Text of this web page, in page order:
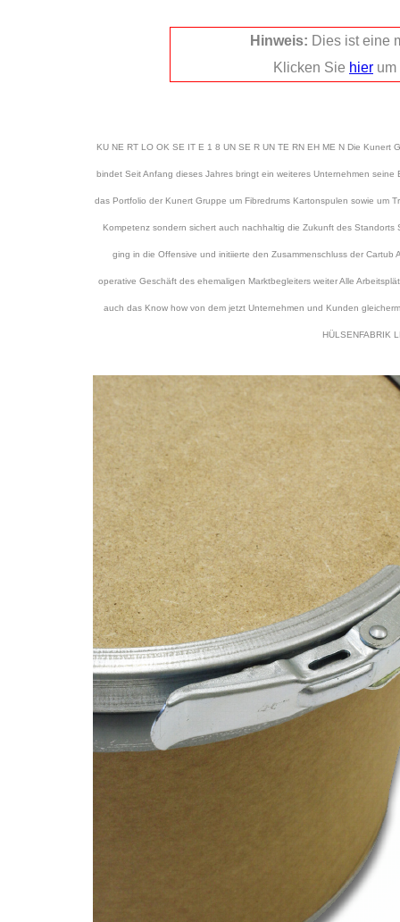
KU NE RT LO OK SE IT E 1 8 UN SE R UN TE RN EH ME N Die
bindet Seit Anfang dieses Jahres bringt ein weiteres Unternehmen
das Portfolio der Kunert Gruppe um Fibredrums Kartonspulen sowie um
Kompetenz sondern sichert auch nachhaltig die Zukunft des
ging in die Offensive und initiierte den Zusammenschluss der
operative Geschäft des ehemaligen Marktbegleiters weiter Alle
auch das Know how von dem jetzt Unternehmen und Kunden
HÜLSENFABRIK
Hinweis: Dies ist eine
Klicken Sie hier um